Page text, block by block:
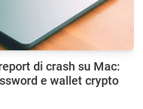
di crash su Mac:
e wallet crypto